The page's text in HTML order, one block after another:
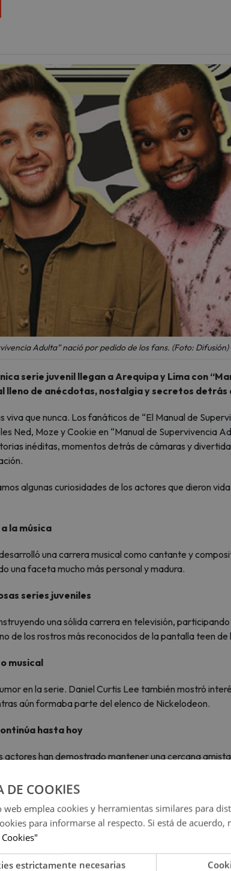
Adulta” nació por pedido de los fans. (Foto: Difusión)
serie juvenil llegan a Arequipa y Lima con
lleno de anécdotas, nostalgia y secretos detrás
que nunca. Los fanáticos de “El Manual de
Ned, Moze y Cookie en “Manual de Supervivencia
inéditas, momentos detrás de cámaras y
algunas curiosidades de los actores que dieron
la música
una carrera musical como cantante y
una faceta mucho más personal y madura.
series juveniles
una sólida carrera en televisión,
de los rostros más reconocidos de la pantalla teen
musical
en la serie. Daniel Curtis Lee también mostró
aún formaba parte del elenco de Nickelodeon.
hasta hoy
actores han demostrado mantener una cercana
y podcasts donde recuerdan anécdotas del
nació por pedido de los fans
que el público sigue teniendo por la serie. En cada
con los asistentes y hablan sobre cómo
DE COOKIES
web emplea cookies y herramientas similares para
para informarse al respecto. Si está de acuerdo,
estrictamente necesarias